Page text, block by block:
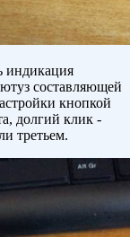
индикация
составляющей
кнопкой
долгий клик -
третьем.